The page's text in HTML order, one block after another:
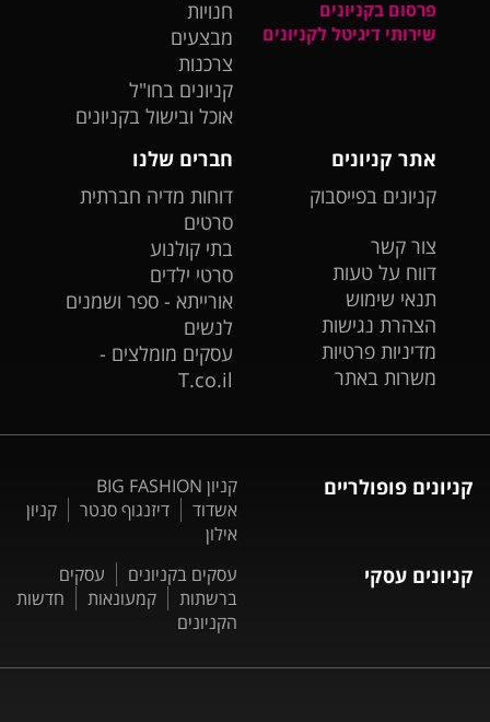
פרסום בקניונים
שירותי דיגיטל לקניונים
חנויות
מבצעים
צרכנות
קניונים בחו"ל
אוכל ובישול בקניונים
אתר קניונים
קניונים בפייסבוק
צור קשר
דווח על טעות
תנאי שימוש
הצהרת נגישות
מדיניות פרטיות
משרות באתר
חברים שלנו
דוחות מדיה חברתית
סרטים
בתי קולנוע
סרטי ילדים
אורייתא - ספר ושמנים
לנשים
עסקים מומלצים -
T.co.il
קניונים פופולריים
קניון BIG FASHION
אשדוד
דיזנגוף סנטר
קניון
אילון
קניונים עסקי עסקים בקניונים
עסקים
ברשתות
קמעונאות
חדשות
הקניונים